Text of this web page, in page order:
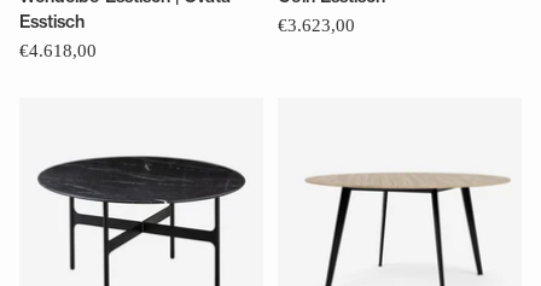
Esstisch
€4.618,00
€3.623,00